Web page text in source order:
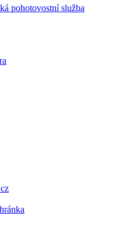
pohotovostní služba